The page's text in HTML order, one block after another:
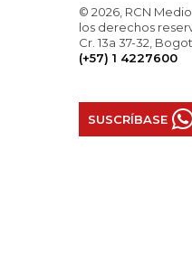
© 2026, RCN
los derechos
Cr. 13a 37-32,
(+57) 1 4227600
SUSCRÍBASE